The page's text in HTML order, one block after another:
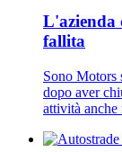
L'azienda
fallita
Sono Motors
dopo aver
attività anche